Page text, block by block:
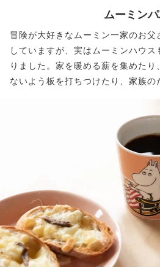
ムーミン
冒険が大好きなムーミン一家のお父
していますが、実はムーミンハウス
りました。家を暖める薪を集めた
ないよう板を打ちつけたり、家族の